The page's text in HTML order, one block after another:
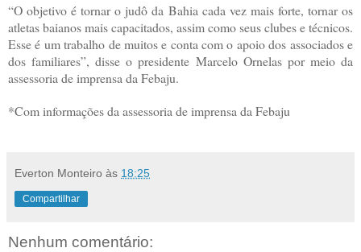
“O objetivo é tornar o judô da Bahia cada vez mais forte, tornar os
atletas baianos mais capacitados, assim como seus clubes e técnicos.
Esse é um trabalho de muitos e conta com o apoio dos associados e
dos familiares”, disse o presidente Marcelo Ornelas por meio da
assessoria de imprensa da Febaju.
*Com informações da assessoria de imprensa da Febaju
Everton Monteiro às 18:25
Compartilhar
Nenhum comentário: